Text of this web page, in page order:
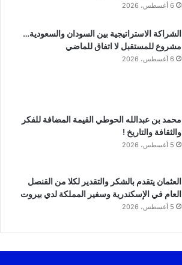
6 أغسطس، 2026
الشراكة الاستراتيجية بين السودان والسعودية…
مشروع للمستقبل لا اتفاق للماضي
6 أغسطس، 2026
محمد بن عبدالله الحوطي القيمة المضافة للفكر
والثقافة والتاريخ !
5 أغسطس، 2026
العثمان يتقدم بالشكر والتقدير لكلا من القنصل
العام في الإسكندرية وسفير المملكة لدي بيروت
5 أغسطس، 2026